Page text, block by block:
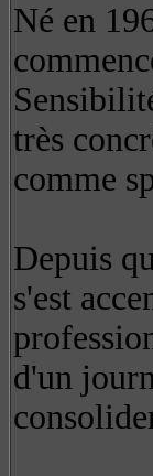
Né en
très
comme
Depuis
s'est
d'un